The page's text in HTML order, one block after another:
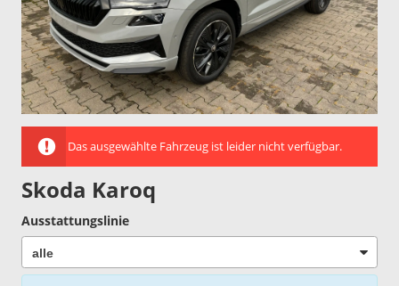
Das ausgewählte Fahrzeug ist leider nicht verfügbar.
Skoda Karoq
Ausstattungslinie